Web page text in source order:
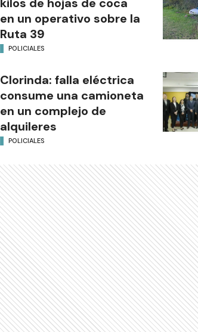
en un operativo sobre la
Ruta 39
POLICIALES
Clorinda: falla eléctrica
consume una camioneta
en un complejo de
alquileres
POLICIALES